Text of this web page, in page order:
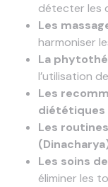
détecter les
Les
harmoniser
La
l’utilisation
Les
diététiques
Les
Les soins
éliminer les